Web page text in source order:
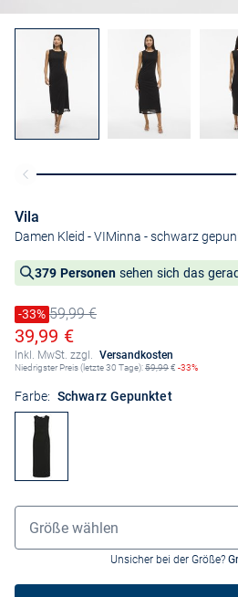
Vila
Damen Kleid - VIMinna - schwarz
379 Personen sehen sich das
Preis reduziert um
-33%
Alter Preis59,99 €
Ermäßigter Preis
39,99 €
Inkl. MwSt. zzgl. Versandkosten
Niedrigster Preis (letzte 30 Tage):59,99€ -33%
Farbe: Schwarz Gepunktet
Größenauswahl
Größe wählen
Unsicher bei der Größe?